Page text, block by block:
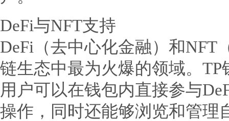
DeFi与NFT支持
DeFi（去中心化金融）和NFT
链生态中最为火爆的领域。
用户可以在钱包内直接参与
操作，同时还能够浏览和管理